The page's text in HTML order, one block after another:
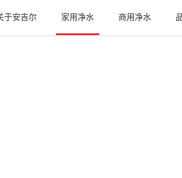
于安吉尔 家用净水 商用净水